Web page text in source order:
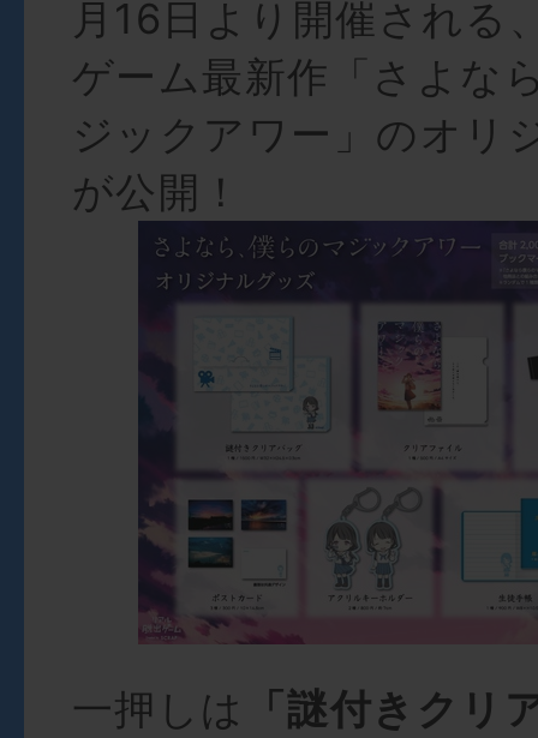
月16日より開催される
ゲーム最新作「さよな
ジックアワー」のオリ
が公開！
一押しは
「謎付きクリ